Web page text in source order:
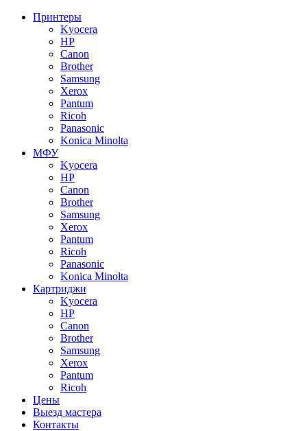
Принтеры
Kyocera
HP
Canon
Brother
Samsung
Xerox
Pantum
Ricoh
Panasonic
Konica Minolta
МФУ
Kyocera
HP
Canon
Brother
Samsung
Xerox
Pantum
Ricoh
Panasonic
Konica Minolta
Картриджи
Kyocera
HP
Canon
Brother
Samsung
Xerox
Pantum
Ricoh
Цены
Выезд мастера
Контакты